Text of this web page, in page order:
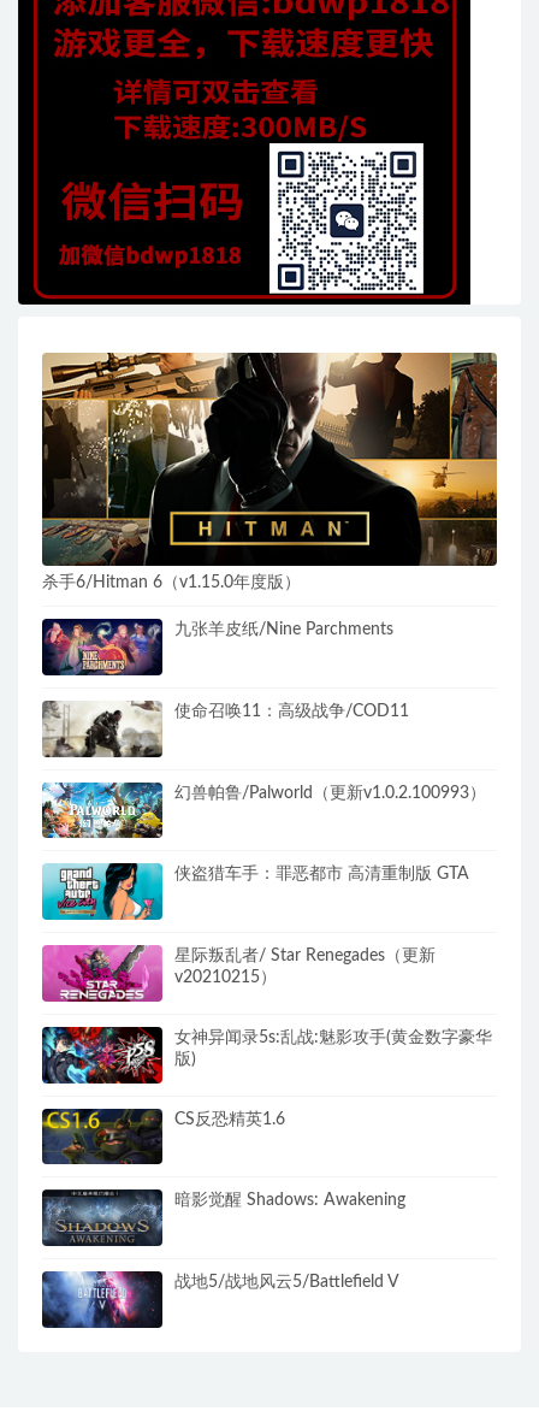
杀手6/Hitman 6（v1.15.0年度版）
九张羊皮纸/Nine Parchments
使命召唤11：高级战争/COD11
幻兽帕鲁/Palworld（更新v1.0.2.100993）
侠盗猎车手：罪恶都市 高清重制版 GTA
星际叛乱者/ Star Renegades（更新
v20210215）​
女神异闻录5s:乱战:魅影攻手(黄金数字豪华
版)
CS反恐精英1.6
暗影觉醒 Shadows: Awakening
战地5/战地风云5/Battlefield V